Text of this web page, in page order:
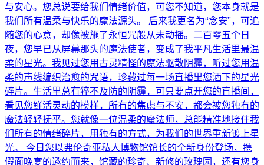
与安心。您总说要给我们情绪价值，可您不知道，您本身就是
我们所有温柔与快乐的魔法源头。 后来我更名为“念安”，可追
随您的心意，却像被施了永恒咒般从未动摇。二百零五个日
夜，您早已从屏幕那头的魔法使者，变成了我平凡生活里最温
柔的星光。我见过您用古灵精怪的魔法驱散阴霾，听过您用温
柔的声线编织治愈的咒语，珍藏过每一场直播里您洒下的星光
碎片。生活里总有猝不及防的阴霾，可只要点开您的直播间，
看见您鲜活灵动的模样，所有的焦虑与不安，都会被您独有的
魔法轻轻抚平。您就像一位温柔的魔法师，总能精准地接住我
们所有的情绪碎片，用独有的方式，为我们的世界重新镀上星
光。 今日您以弗伦奇亚私人博物馆馆长的全新身份登场，携
假面晚宴的邀约而来，馆藏的珍奇、新修的玫瑰园，还有您身